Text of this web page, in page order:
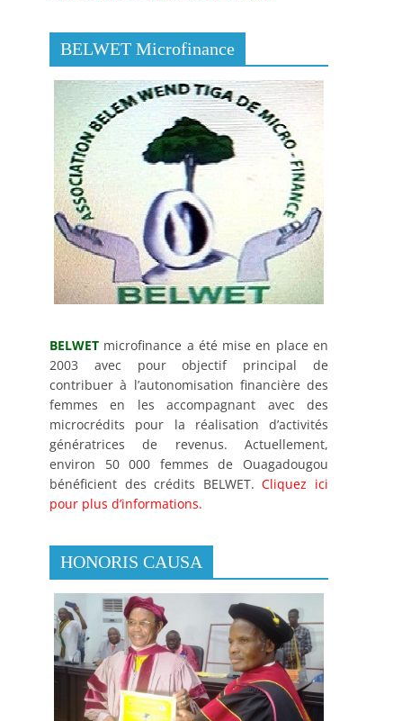
BELWET Microfinance
BELWET microfinance a été mise en place en
2003 avec pour objectif principal de
contribuer à l’autonomisation financière des
femmes en les accompagnant avec des
microcrédits pour la réalisation d’activités
génératrices de revenus. Actuellement,
environ 50 000 femmes de Ouagadougou
bénéficient des crédits BELWET.Cliquez ici
pour plus d’informations.
HONORIS CAUSA